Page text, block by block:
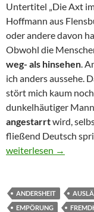
Untertitel „Die Axt
Hoffmann aus
oder andere davon
Obwohl die
weg- als hinsehen.
ich anders aussehe.
stört mich kaum
dunkelhäutiger
angestarrtwird,
fließend Deutsch
Empörung mal anders
weiterlesen →
ANDERSHEIT
EMPÖRUNG